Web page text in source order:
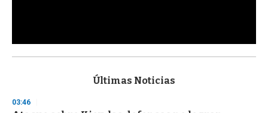
s
d
Últimas Noticias
03:46